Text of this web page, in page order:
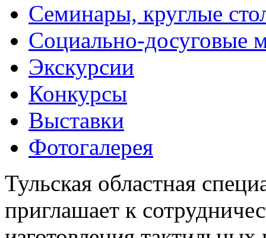
Семинары, круглые
Социально-досуговые
Экскурсии
Конкурсы
Выставки
Фотогалерея
Тульская областная
приглашает к